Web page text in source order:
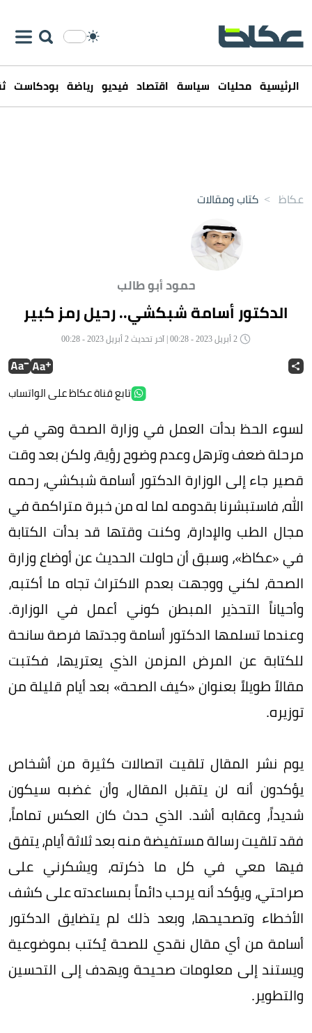
الرئيسية محليات سياسة اقتصاد فيديو رياضة بودكاست
عكاظ > كتاب ومقالات
حمود أبو طالب
الدكتور أسامة شبكشي.. رحيل رمز كبير
تابع قناة عكاظ على الواتساب
لسوء الحظ بدأت العمل في وزارة الصحة وهي في
مرحلة ضعف وترهل وعدم وضوح رؤية، ولكن بعد وقت
قصير جاء إلى الوزارة الدكتور أسامة شبكشي، رحمه
الله، فاستبشرنا بقدومه لما له من خبرة متراكمة في
مجال الطب والإدارة، وكنت وقتها قد بدأت الكتابة
في «عكاظ»، وسبق أن حاولت الحديث عن أوضاع وزارة
الصحة، لكني ووجهت بعدم الاكتراث تجاه ما أكتبه،
وأحياناً التحذير المبطن كوني أعمل في الوزارة.
وعندما تسلمها الدكتور أسامة وجدتها فرصة سانحة
للكتابة عن المرض المزمن الذي يعتريها، فكتبت
مقالاً طويلاً بعنوان «كيف الصحة» بعد أيام قليلة من
توزيره.
يوم نشر المقال تلقيت اتصالات كثيرة من أشخاص
يؤكدون أنه لن يتقبل المقال، وأن غضبه سيكون
شديداً، وعقابه أشد. الذي حدث كان العكس تماماً،
فقد تلقيت رسالة مستفيضة منه بعد ثلاثة أيام، يتفق
فيها معي في كل ما ذكرته، ويشكرني على
صراحتي، ويؤكد أنه يرحب دائماً بمساعدته على كشف
الأخطاء وتصحيحها، وبعد ذلك لم يتضايق الدكتور
أسامة من أي مقال نقدي للصحة يُكتب بموضوعية
ويستند إلى معلومات صحيحة ويهدف إلى التحسين
والتطوير.